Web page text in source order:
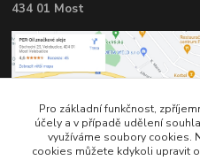
434 01 Most
Pro základní funkčnost,
účely a v případě udělení
využíváme soubory cookies.
cookies můžete kdykoli upravit